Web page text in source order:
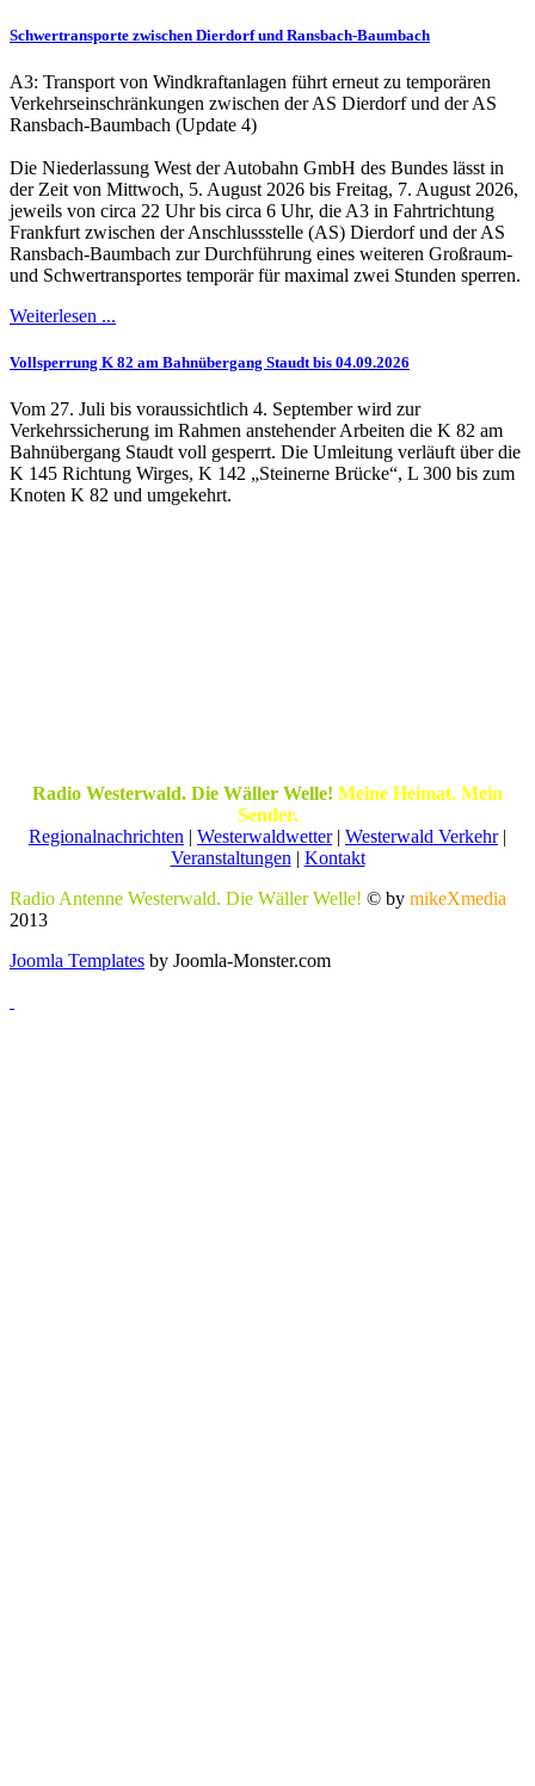
Schwertransporte zwischen Dierdorf und Ransbach-Baumbach
A3: Transport von Windkraftanlagen führt erneut zu temporären
Verkehrseinschränkungen zwischen der AS Dierdorf und der AS
Ransbach-Baumbach (Update 4)
Die Niederlassung West der Autobahn GmbH des Bundes lässt in
der Zeit von Mittwoch, 5. August 2026 bis Freitag, 7. August 2026,
jeweils von circa 22 Uhr bis circa 6 Uhr, die A3 in Fahrtrichtung
Frankfurt zwischen der Anschlussstelle (AS) Dierdorf und der AS
Ransbach-Baumbach zur Durchführung eines weiteren Großraum-
und Schwertransportes temporär für maximal zwei Stunden sperren.
Weiterlesen ...
Vollsperrung K 82 am Bahnübergang Staudt bis 04.09.2026
Vom 27. Juli bis voraussichtlich 4. September wird zur
Verkehrssicherung im Rahmen anstehender Arbeiten die K 82 am
Bahnübergang Staudt voll gesperrt. Die Umleitung verläuft über die
K 145 Richtung Wirges, K 142 „Steinerne Brücke“, L 300 bis zum
Knoten K 82 und umgekehrt.
Radio Westerwald. Die Wäller Welle! Meine Heimat. Mein
Sender.
Regionalnachrichten | Westerwaldwetter| Westerwald Verkehr|
Veranstaltungen | Kontakt
Radio Antenne Westerwald. Die Wäller Welle! © by mikeXmedia
2013
Joomla Templates by Joomla-Monster.com